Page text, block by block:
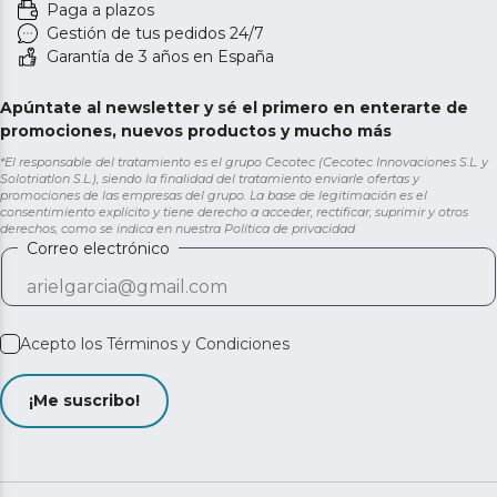
Paga a plazos
Gestión de tus pedidos 24/7
Garantía de 3 años en España
Apúntate al newsletter y sé el primero en enterarte de
promociones, nuevos productos y mucho más
*El responsable del tratamiento es el grupo Cecotec (Cecotec Innovaciones S.L. y
Solotriatlon S.L.), siendo la finalidad del tratamiento enviarle ofertas y
promociones de las empresas del grupo. La base de legitimación es el
consentimiento explícito y tiene derecho a acceder, rectificar, suprimir y otros
derechos, como se indica en nuestra Política de privacidad
Correo electrónico
Acepto los Términos y Condiciones
¡Me suscribo!